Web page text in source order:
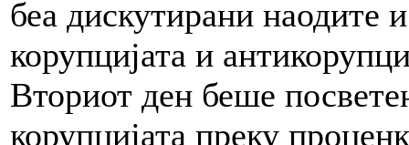
беа дискутирани наодите
корупцијата и
Вториот ден беше
корупцијата преку